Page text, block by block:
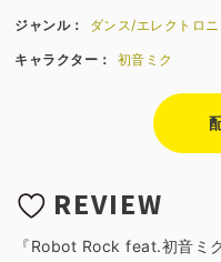
ジャンル： ダンス/エレクトロニ
キャラクター： 初音ミク
REVIEW
『Robot Rock feat.初音